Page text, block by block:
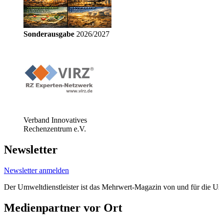
Sonderausgabe 2026/2027
Verband Innovatives
Rechenzentrum e.V.
Newsletter
Newsletter anmelden
Der Umweltdienstleister ist das Mehrwert-Magazin von und für die
Medienpartner vor Ort